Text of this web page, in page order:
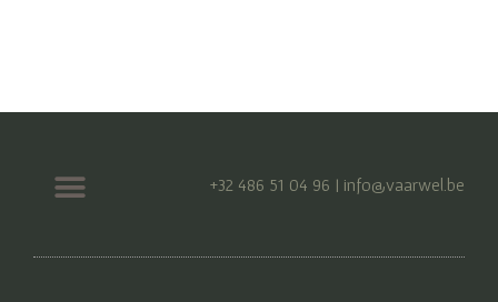
+32 486 51 04 96 | info@vaarwel.be